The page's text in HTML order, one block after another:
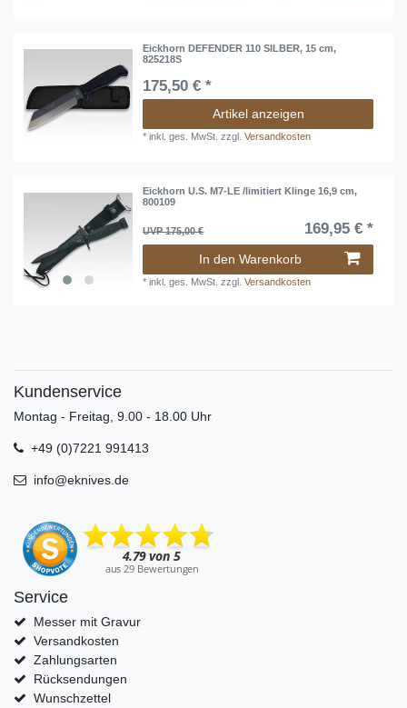
Eickhorn DEFENDER 110 SILBER, 15 cm,
825218S
175,50 € *
Artikel anzeigen
*inkl. ges. MwSt. zzgl.Versandkosten
Eickhorn U.S. M7-LE /limitiert Klinge 16,9 cm,
800109
UVP 175,00 € 169,95 € *
In den Warenkorb
*inkl. ges. MwSt. zzgl.Versandkosten
Kundenservice
Montag - Freitag, 9.00 - 18.00 Uhr
+49 (0)7221 991413
info@eknives.de
Service
Messer mit Gravur
Versandkosten
Zahlungsarten
Rücksendungen
Wunschzettel